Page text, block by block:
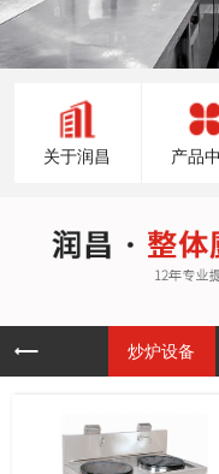
关于润昌 产品
炒炉设备